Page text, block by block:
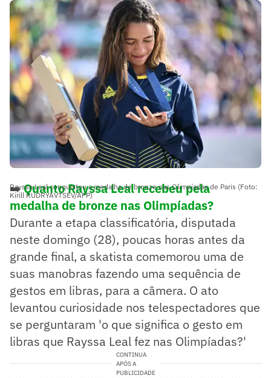
Rayssa Leal conquistou a medalha de bronze nas Olimpíadas de Paris (Foto:
Kirill KUDRYAVTSEV/AFP)
➡️Quanto Rayssa Leal recebeu pela
medalha de bronze nas Olimpíadas?
Durante a etapa classificatória, disputada
neste domingo (28), poucas horas antes da
grande final, a skatista comemorou uma de
suas manobras fazendo uma sequência de
gestos em libras, para a câmera. O ato
levantou curiosidade nos telespectadores que
se perguntaram 'o que significa o gesto em
libras que Rayssa Leal fez nas Olimpíadas?'
CONTINUA
APÓS A
PUBLICIDADE